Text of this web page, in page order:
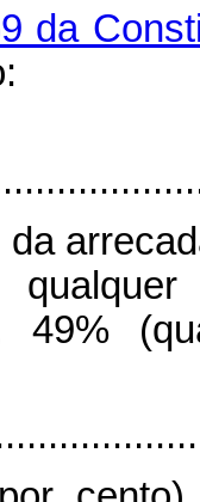
da
da
49%